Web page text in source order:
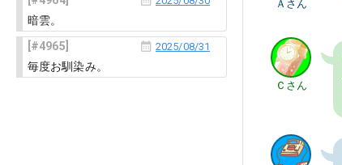
暗雲。
4965
2025/08/31
毎度お馴染み。
Ａさん
Ｃさん